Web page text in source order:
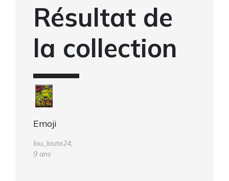
Résultat de
la collection
Emoji
lou_loute24,
9 ans